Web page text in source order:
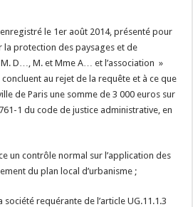
le 1er août 2014, présenté pour
la protection des paysages et de
M. D…, M. et Mme A… et l’association »
au rejet de la requête et à ce que
de Paris une somme de 3 000 euros sur
1 du code de justice administrative, en
un contrôle normal sur l’application des
du plan local d’urbanisme ;
requérante de l’article UG.11.1.3